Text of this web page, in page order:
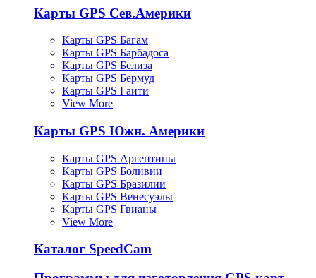
Карты GPS Сев.Америки
Карты GPS Багам
Карты GPS Барбадоса
Карты GPS Белиза
Карты GPS Бермуд
Карты GPS Гаити
View More
Карты GPS Южн. Америки
Карты GPS Аргентины
Карты GPS Боливии
Карты GPS Бразилии
Карты GPS Венесуэлы
Карты GPS Гвианы
View More
Каталог SpeedCam